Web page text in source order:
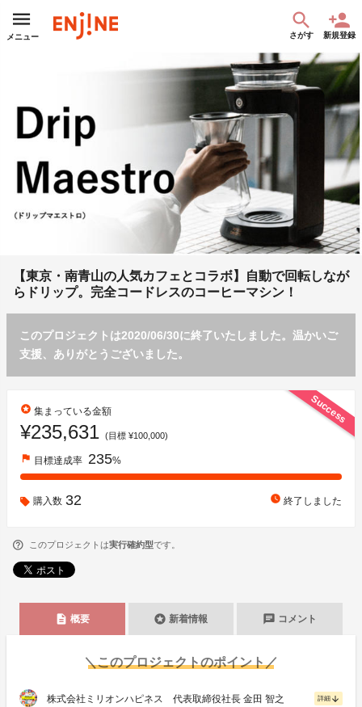
メニュー さがす 新規登録
【東京・南青山の人気カフェとコラボ】自動で回転しなが
らドリップ。完全コードレスのコーヒーマシン！
このプロジェクトは2020/06/30に終了いたしました。温かいご
支援、ありがとうございました。
Success
stars 集まっている金額
¥235,631 (目標 ¥100,000)
flag 目標達成率 235%
購入数 32 watch_later 終了しました
このプロジェクトは実行確約型です。
description 概要 stars 新着情報 chat コメント
＼このプロジェクトのポイント／
株式会社ミリオンハピネス 代表取締役社長 金田 智之 詳細 arrow_downward